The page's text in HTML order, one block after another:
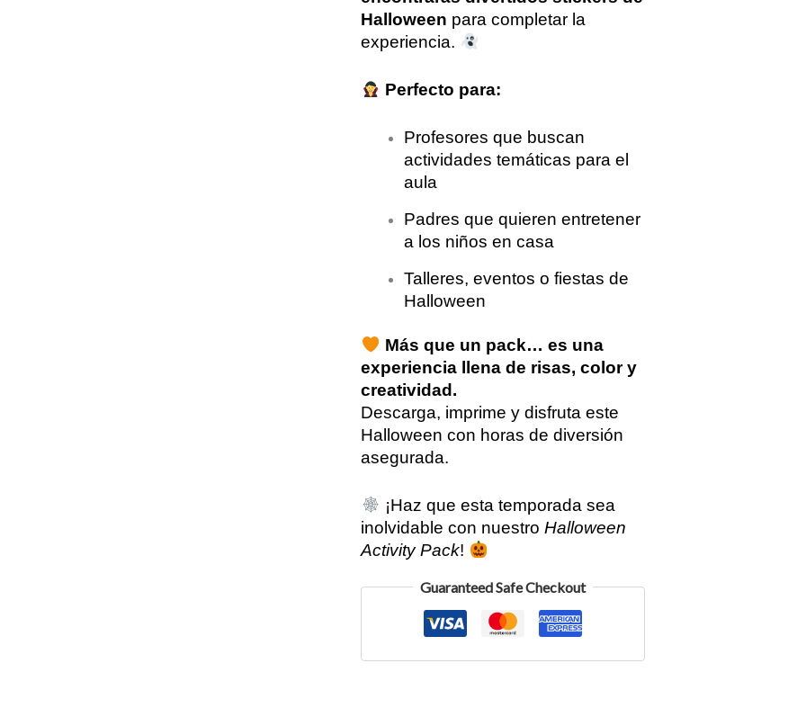
Halloween para completar la
experiencia.
Perfecto para:
Profesores que buscan
actividades temáticas para el
aula
Padres que quieren entretener
a los niños en casa
Talleres, eventos o fiestas de
Halloween
Más que un pack… es una
experiencia llena de risas, color y
creatividad.
Descarga, imprime y disfruta este
Halloween con horas de diversión
asegurada.
¡Haz que esta temporada sea
inolvidable con nuestroHalloween
Activity Pack!
Guaranteed Safe Checkout